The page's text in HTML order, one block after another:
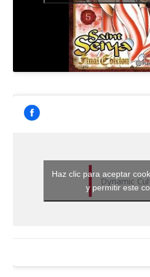
Dynamic
Haz clic para aceptar
y permitir este